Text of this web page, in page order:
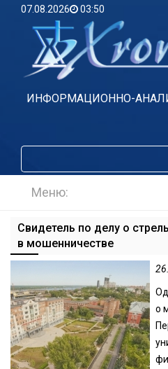
07.08.2026 03:50
ИНФОРМАЦИОННО-
Меню:
Свидетель по делу о
в мошенничестве
о